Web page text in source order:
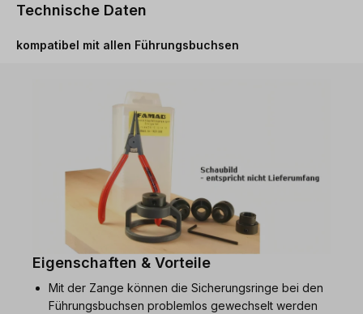
Technische Daten
kompatibel mit allen Führungsbuchsen
Eigenschaften & Vorteile
Mit der Zange können die Sicherungsringe bei den
Führungsbuchsen problemlos gewechselt werden